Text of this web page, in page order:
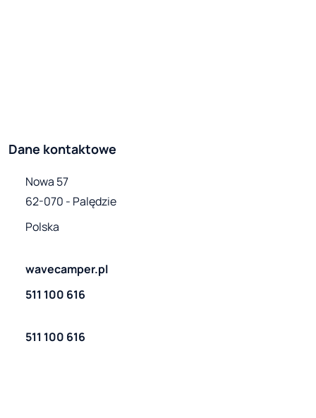
Dane kontaktowe
Nowa 57
62-070 - Palędzie
Polska
wavecamper.pl
511 100 616
511 100 616